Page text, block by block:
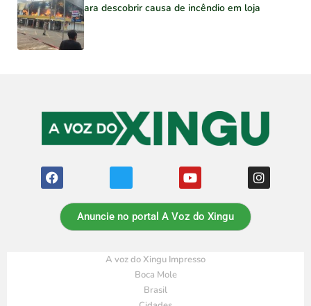
para descobrir causa de incêndio em loja
Anuncie no portal A Voz do Xingu
A voz do Xingu Impresso
Boca Mole
Brasil